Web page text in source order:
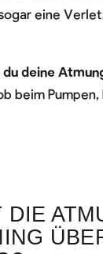
eine
deine
beim